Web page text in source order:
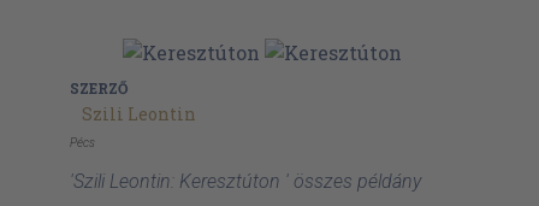
SZERZŐ
Szili Leontin
Pécs
'Szili Leontin: Keresztúton ' összes példány